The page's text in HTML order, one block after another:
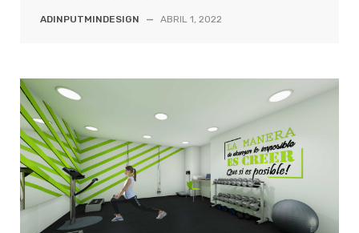
ADINPUTMINDESIGN — ABRIL 1, 2022